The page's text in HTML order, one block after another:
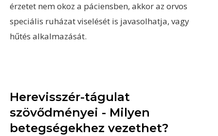
érzetet nem okoz a páciensben, akkor az orvos
speciális ruházat viselését is javasolhatja, vagy
hűtés alkalmazását.
Herevisszér-tágulat
szövődményei - Milyen
betegségekhez vezethet?